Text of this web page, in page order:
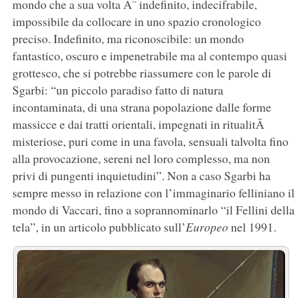
mondo che a sua volta Ã¨ indefinito, indecifrabile,
impossibile da collocare in uno spazio cronologico
preciso. Indefinito, ma riconoscibile: un mondo
fantastico, oscuro e impenetrabile ma al contempo quasi
grottesco, che si potrebbe riassumere con le parole di
Sgarbi: “un piccolo paradiso fatto di natura
incontaminata, di una strana popolazione dalle forme
massicce e dai tratti orientali, impegnati in ritualitÃ
misteriose, puri come in una favola, sensuali talvolta fino
alla provocazione, sereni nel loro complesso, ma non
privi di pungenti inquietudini”. Non a caso Sgarbi ha
sempre messo in relazione con l’immaginario felliniano il
mondo di Vaccari, fino a soprannominarlo “il Fellini della
tela”, in un articolo pubblicato sull’Europeonel 1991.